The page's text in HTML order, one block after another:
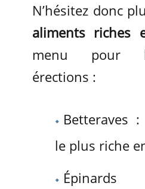
N’hésitez donc
aliments riches
menu pour
érections :
Betteraves :
le plus riche
Épinards